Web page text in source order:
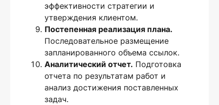
эффективности стратегии и
утверждения клиентом.
Постепенная реализация плана.
Последовательное размещение
запланированного объема ссылок.
Аналитический отчет. Подготовка
отчета по результатам работ и
анализ достижения поставленных
задач.